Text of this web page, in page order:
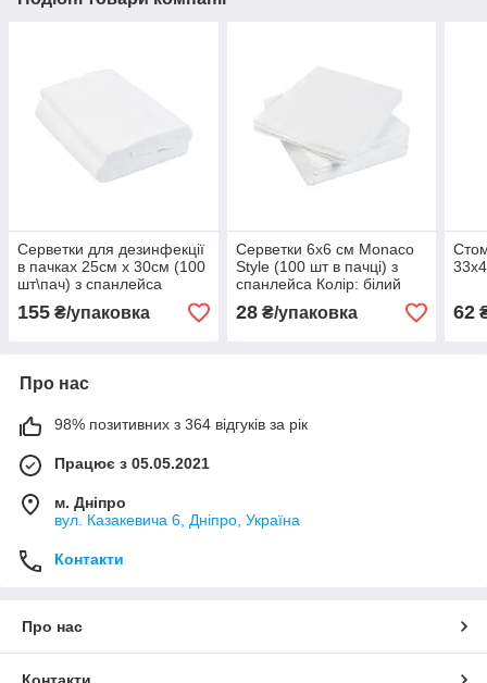
Серветки для дезинфекції
в пачках 25см х 30см (100
шт\пач) з спанлейса
40г\м2
155 ₴/упаковка
Серветки 6х6 см Monaco
Style (100 шт в пачці) з
спанлейса Колір: білий
28₴/упаковка 62
Про нас
98% позитивних з 364 відгуків за рік
Працює з 05.05.2021
м. Дніпро
вул. Казакевича 6, Дніпро, Україна
Контакти
Про нас